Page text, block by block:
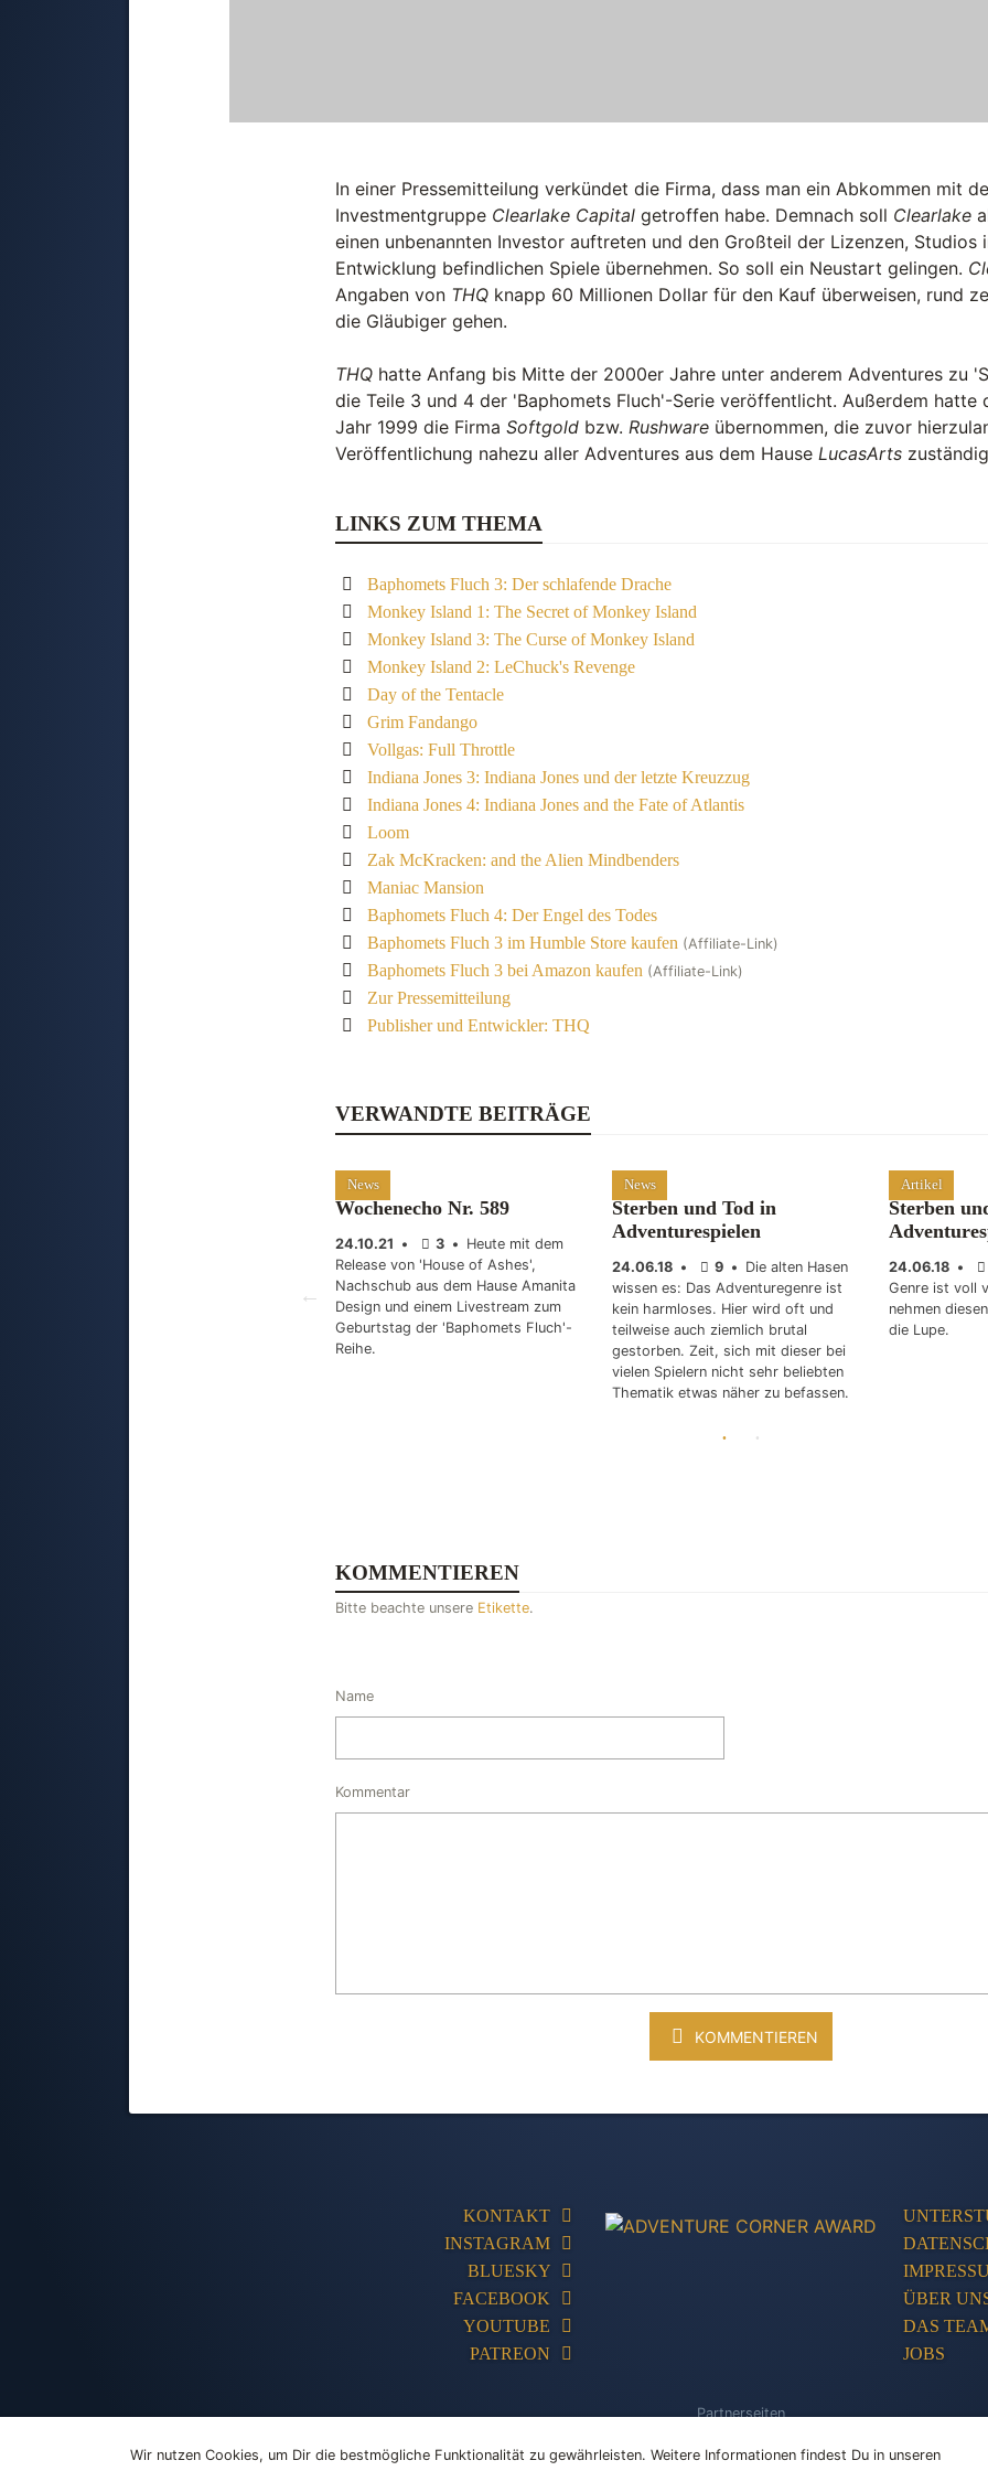
In einer Pressemitteilung verkündet die Firma, dass man ein Abkommen mit
Investmentgruppe Clearlake Capitalgetroffen habe. Demnach soll Clearlake
einen unbenannten Investor auftreten und den Großteil der Lizenzen, Studios
Entwicklung befindlichen Spiele übernehmen. So soll ein Neustart gelingen.
Angaben von THQknapp 60 Millionen Dollar für den Kauf überweisen, rund
die Gläubiger gehen.
THQhatte Anfang bis Mitte der 2000er Jahre unter anderem Adventures zu
die Teile 3 und 4 der 'Baphomets Fluch'-Serie veröffentlicht. Außerdem hatte
Jahr 1999 die Firma Softgoldbzw. Rushwareübernommen, die zuvor
Veröffentlichung nahezu aller Adventures aus dem Hause LucasArts
LINKS ZUM THEMA
Baphomets Fluch 3: Der schlafende Drache
Monkey Island 1: The Secret of Monkey Island
Monkey Island 3: The Curse of Monkey Island
Monkey Island 2: LeChuck's Revenge
Day of the Tentacle
Grim Fandango
Vollgas: Full Throttle
Indiana Jones 3: Indiana Jones und der letzte Kreuzzug
Indiana Jones 4: Indiana Jones and the Fate of Atlantis
Loom
Zak McKracken: and the Alien Mindbenders
Maniac Mansion
Baphomets Fluch 4: Der Engel des Todes
Baphomets Fluch 3 im Humble Store kaufen(Affiliate-Link)
Baphomets Fluch 3 bei Amazon kaufen(Affiliate-Link)
Zur Pressemitteilung
Publisher und Entwickler: THQ
VERWANDTE BEITRÄGE
News
Wochenecho Nr. 589
24.10.21 • 3 • Heute mit dem
Release von 'House of Ashes',
Nachschub aus dem Hause Amanita
Design und einem Livestream zum
Geburtstag der 'Baphomets Fluch'-
Reihe.
News
Sterben und Tod in
Adventurespielen
24.06.18 • 9 • Die alten Hasen
wissen es: Das Adventuregenre ist
kein harmloses. Hier wird oft und
teilweise auch ziemlich brutal
gestorben. Zeit, sich mit dieser bei
vielen Spielern nicht sehr beliebten
Thematik etwas näher zu befassen.
Artikel
Sterben
24.06.18 •
Genre ist voll
nehmen
die Lupe.
KOMMENTIEREN
Bitte beachte unsere Etikette.
Name
Kommentar
KOMMENTIEREN
KONTAKT
INSTAGRAM
BLUESKY
FACEBOOK
YOUTUBE
PATREON
ÜBER
DAS
JOBS
Partnerseiten
Wir nutzen Cookies, um Dir die bestmögliche Funktionalität zu gewährleisten. Weitere Informationen findest Du in unseren